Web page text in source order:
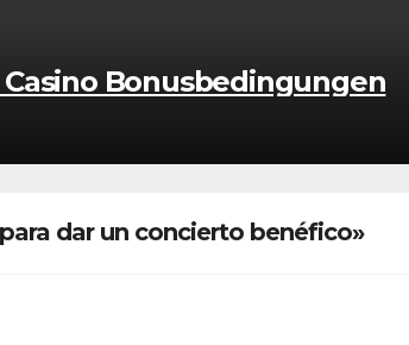
Bonusbedingungen
dar un concierto benéfico»